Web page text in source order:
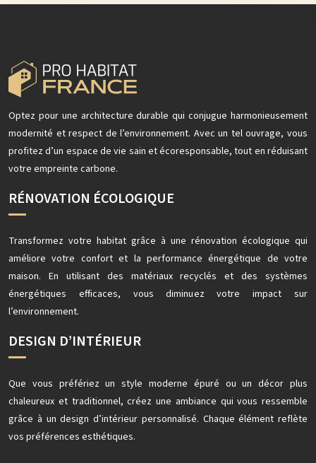
Optez pour une architecture durable qui conjugue harmonieusement
modernité et respect de l’environnement. Avec un tel ouvrage, vous
profitez d’un espace de vie sain et écoresponsable, tout en réduisant
votre empreinte carbone.
RÉNOVATION ÉCOLOGIQUE
Transformez votre habitat grâce à une rénovation écologique qui
améliore votre confort et la performance énergétique de votre
maison. En utilisant des matériaux recyclés et des systèmes
énergétiques efficaces, vous diminuez votre impact sur
l’environnement.
DESIGN D’INTÉRIEUR
Que vous préfériez un style moderne épuré ou un décor plus
chaleureux et traditionnel, créez une ambiance qui vous ressemble
grâce à un design d’intérieur personnalisé. Chaque élément reflète
vos préférences esthétiques.